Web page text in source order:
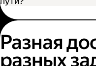
Разная
разных